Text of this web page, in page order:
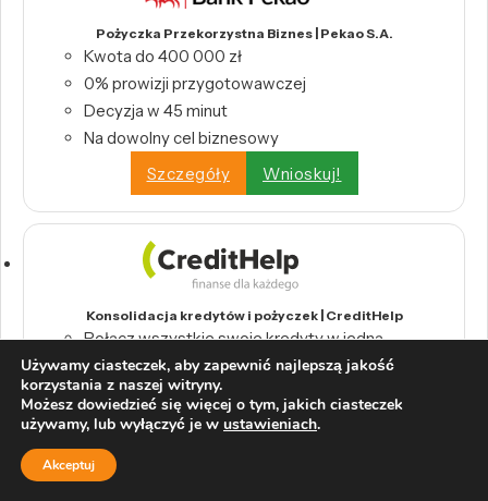
Pożyczka Przekorzystna Biznes | Pekao S.A.
Kwota do 400 000 zł
0% prowizji przygotowawczej
Decyzja w 45 minut
Na dowolny cel biznesowy
Szczegóły
Wnioskuj!
Konsolidacja kredytów i pożyczek | CreditHelp
Połącz wszystkie swoje kredyty w jedną,
wygodną ratę.
Odbierz swoje pieniądze z tytułu nadpłat
bankowych.
Wystarczy raport BIK, by skorzystać z
konsolidacji.
Używamy ciasteczek, aby zapewnić najlepszą jakość
korzystania z naszej witryny.
Możesz dowiedzieć się więcej o tym, jakich ciasteczek
używamy, lub wyłączyć je w ustawieniach.
Akceptuj